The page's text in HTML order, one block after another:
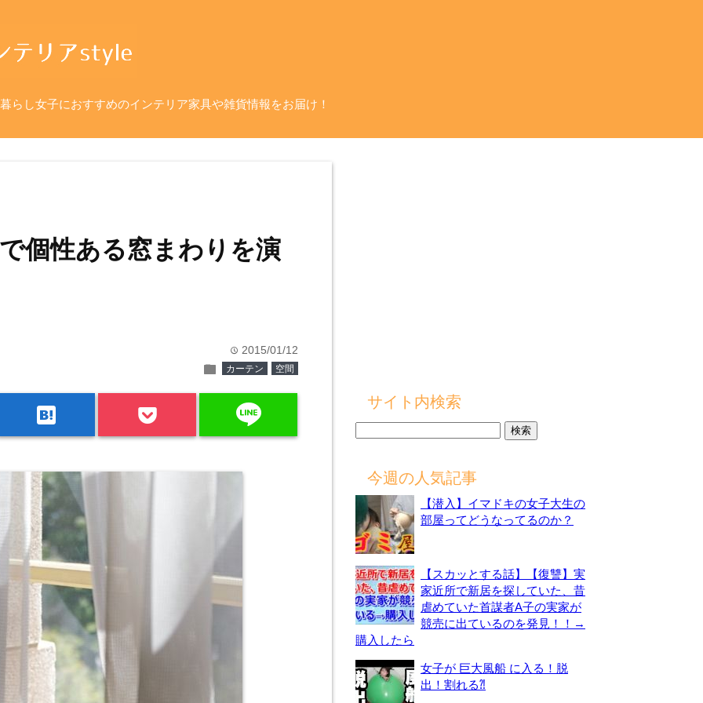
らし女子におすすめのインテリア家具や雑貨情報をお届け！
個性ある窓まわりを演
time 2015/01/12
folder カーテン 空間
hatenabookmark line サイト内検索
今週の人気記事
【潜入】イマドキの女子大生の
部屋ってどうなってるのか？
【スカッとする話】【復讐】実
家近所で新居を探していた、昔
虐めていた首謀者A子の実家が
競売に出ているのを発見！！→
購入したら
女子が 巨大風船 に入る！脱
出！割れる⁈